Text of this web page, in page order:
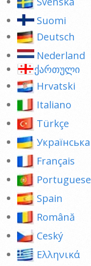
Suomi
Deutsch
Nederland
ქართული
Hrvatski
Italiano
Türkçe
Українська
Français
Portuguese
Spain
Română
Ceský
Ελληνικά